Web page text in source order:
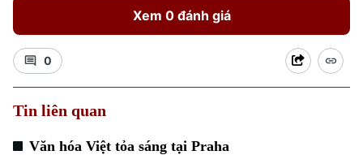
Xu hướng
Xem 0 đánh giá
0
Tin liên quan
Văn hóa Việt tỏa sáng tại Praha